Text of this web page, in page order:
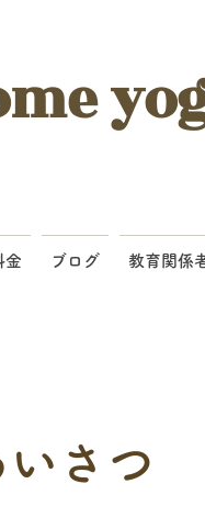
金 ブログ 教育関係
いさつ